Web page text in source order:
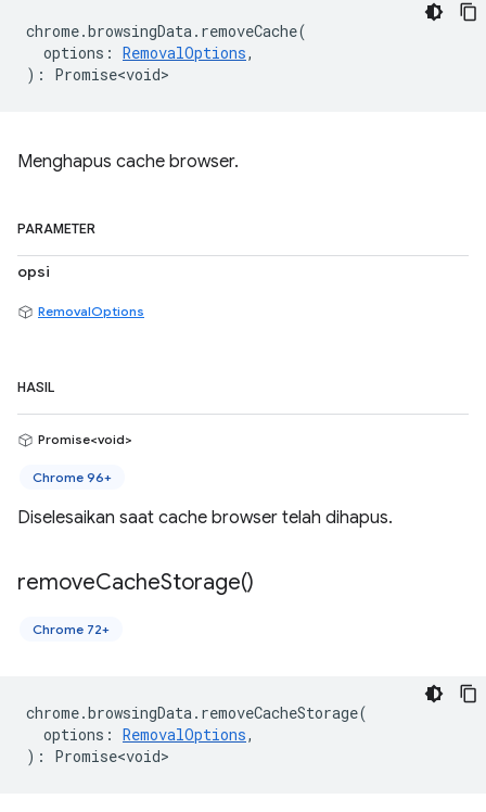
chrome.browsingData. removeCache(
options : RemovalOptions,
) : Promise<void>
Menghapus cache browser.
PARAMETER
opsi
RemovalOptions
HASIL
Promise<void>
Chrome 96+
Diselesaikan saat cache browser telah dihapus.
removeCacheStorage()
Chrome 72+
chrome.browsingData. removeCacheStorage(
options : RemovalOptions,
) : Promise<void>